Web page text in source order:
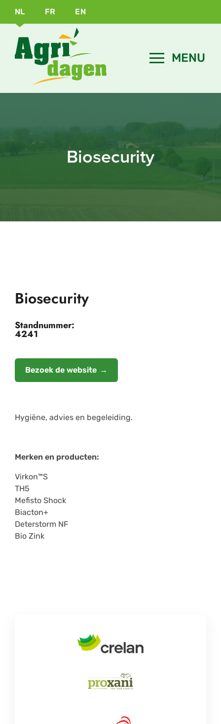
NL FR EN
Biosecurity
Biosecurity
Standnummer:
4241
Bezoek de website
Hygiëne, advies en begeleiding.
Merken en producten:
Virkon™S
TH5
Mefisto Shock
Biacton+
Deterstorm NF
Bio Zink